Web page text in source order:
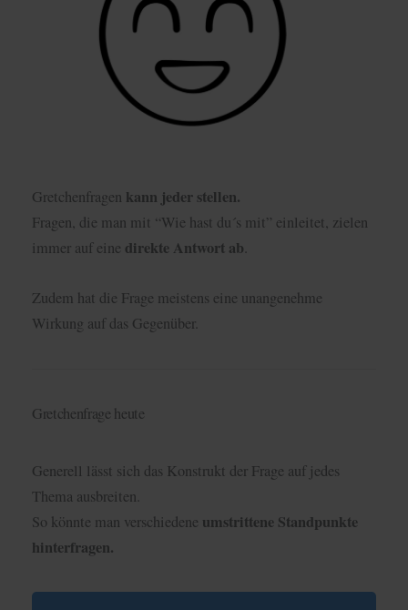
Gretchenfragen kann jeder stellen.
Fragen, die man mit “Wie hast du´s mit” einleitet, zielen
immer auf eine direkte Antwort ab
Zudem hat die Frage meistens eine unangenehme
Wirkung auf das Gegenüber.
Gretchenfrage heute
Generell lässt sich das Konstrukt der Frage auf jedes
Thema ausbreiten.
So könnte man verschiedene umstrittene Standpunkte
hinterfragen.